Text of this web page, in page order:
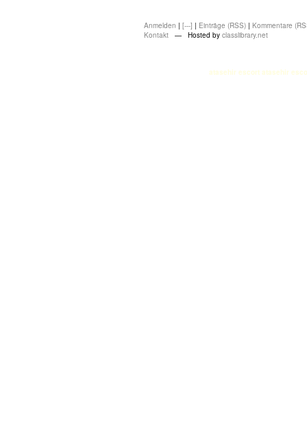
Anmelden | [---] | Einträge (RSS) | Kommentare
Kontakt — Hosted by classlibrary.net
atasehir escort atasehir